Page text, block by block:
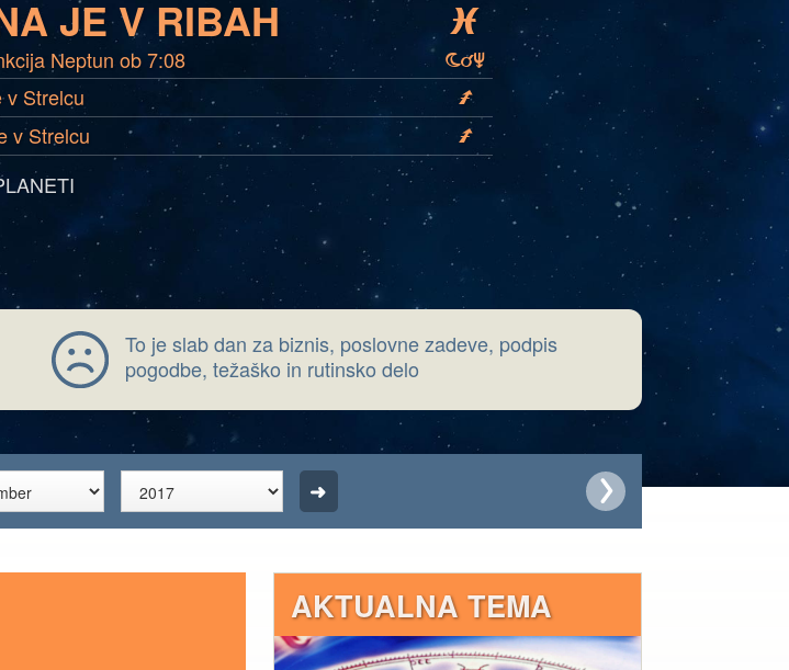
JE V RIBAH L
Neptun ob 7:08
bMi
v Strelcu
I
v Strelcu I
To je slab dan za biznis, poslovne zadeve, podpis
pogodbe, težaško in rutinsko delo
AKTUALNA TEMA